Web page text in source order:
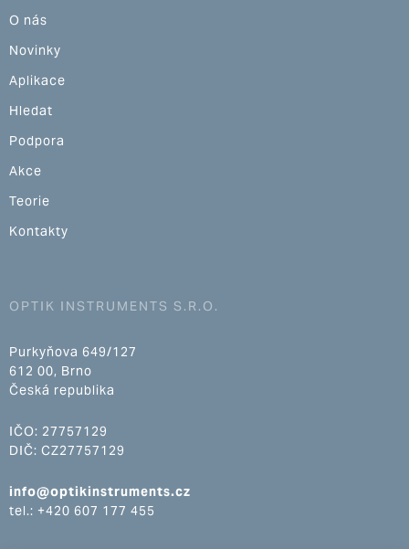
O nás
Novinky
Aplikace
Hledat
Podpora
Akce
Teorie
Kontakty
OPTIK INSTRUMENTS S.R.O.
Purkyňova 649/127
612 00, Brno
Česká republika
IČO: 27757129
DIČ: CZ27757129
info@optikinstruments.cz
tel.: +420 607 177 455